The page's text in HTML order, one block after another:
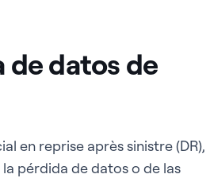
de datos de
en reprise après sinistre (DR),
pérdida de datos o de las